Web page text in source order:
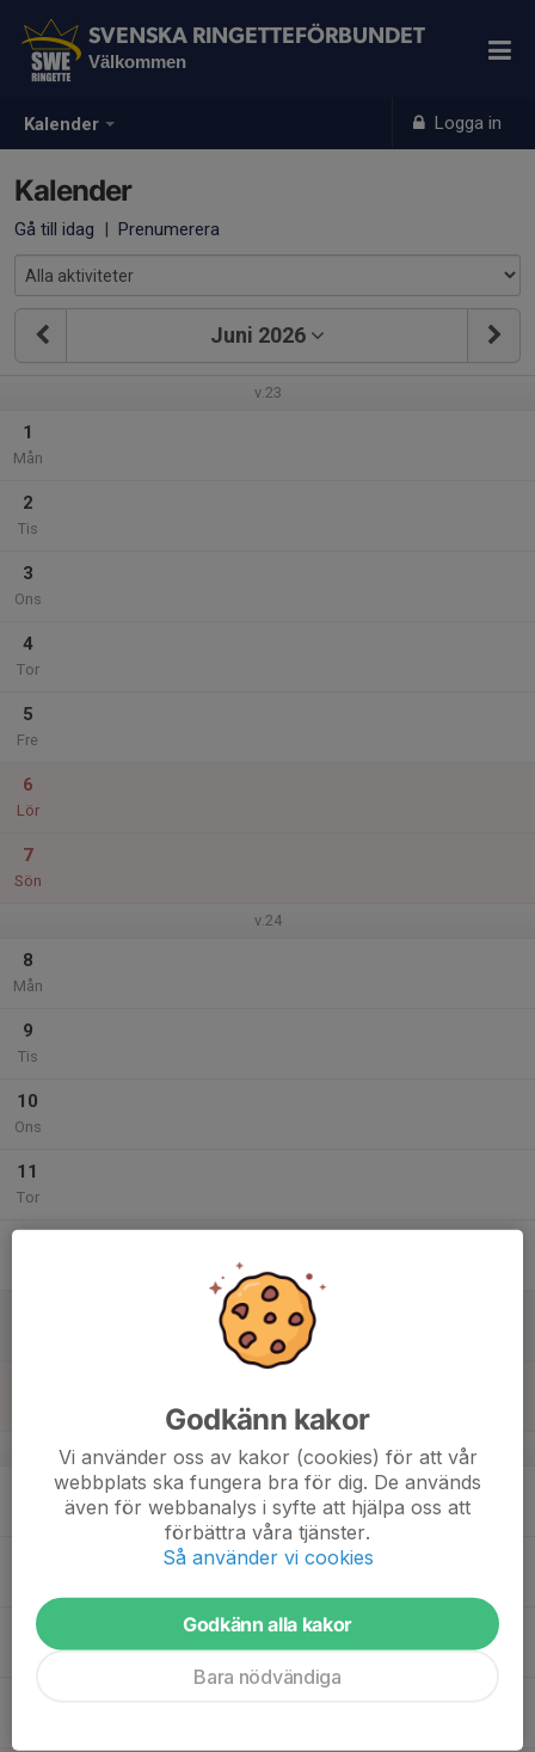
Kalender Logga in
SVENSKA RINGETTEFÖRBUNDET
Välkommen
Kalender
Gå till idag | Prenumerera
Juni 2026
v.23
1
Mån
2
Tis
3
Ons
4
Tor
5
Fre
6
Lör
7
Sön
v.24
8
Mån
9
Tis
10
Ons
11
Tor
v.25
17
Godkänn kakor
Vi använder oss av kakor (cookies) för att vår
webbplats ska fungera bra för dig. De används
även för webbanalys i syfte att hjälpa oss att
förbättra våra tjänster.
Så använder vi cookies
Godkänn alla kakor
Bara nödvändiga